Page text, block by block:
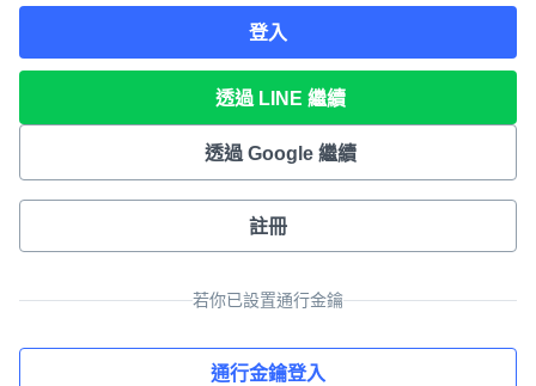
登入
透過 LINE 繼續
透過 Google 繼續
註冊
若你已設置通行金鑰
通行金鑰登入